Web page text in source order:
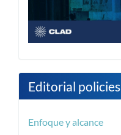
Editorial policies
Enfoque y alcance